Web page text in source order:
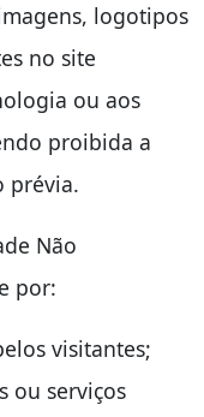
logotipos
no site
ou aos
proibida a
prévia.
Não
por:
visitantes;
ou serviços